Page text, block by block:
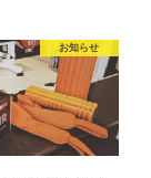
お知らせ